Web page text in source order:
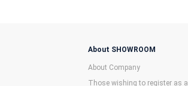
About SHOWROOM
About Company
Those wishing to register as a